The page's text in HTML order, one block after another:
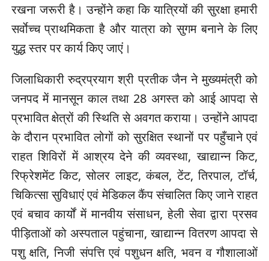
रखना जरूरी है। उन्होंने कहा कि यात्रियों की सुरक्षा हमारी
सर्वाेच्च प्राथमिकता है और यात्रा को सुगम बनाने के लिए
युद्ध स्तर पर कार्य किए जाएं।
जिलाधिकारी रुद्रप्रयाग श्री प्रतीक जैन ने मुख्यमंत्री को
जनपद में मानसून काल तथा 28 अगस्त को आई आपदा से
प्रभावित क्षेत्रों की स्थिति से अवगत कराया। उन्होंने आपदा
के दौरान प्रभावित लोगों को सुरक्षित स्थानों पर पहुँचाने एवं
राहत शिविरों में आश्रय देने की व्यवस्था, खाद्यान्न किट,
रिफ्रेशमेंट किट, सोलर लाइट, कंबल, टेंट, तिरपाल, टॉर्च,
चिकित्सा सुविधाएं एवं मेडिकल कैंप संचालित किए जाने राहत
एवं बचाव कार्यों में मानवीय संसाधन, हेली सेवा द्वारा प्रसव
पीड़िताओं को अस्पताल पहुंचाना, खाद्यान्न वितरण आपदा से
पशु क्षति, निजी संपत्ति एवं पशुधन क्षति, भवन व गौशालाओं